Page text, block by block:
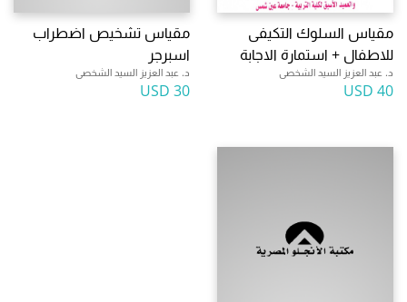
مقياس السلوك التكيفى
للاطفال + استمارة الاجابة
د. عبد العزيز السيد الشخصى
40 USD
مقياس تشخيص اضطراب
اسبرجر
د. عبد العزيز السيد الشخصى
30 USD